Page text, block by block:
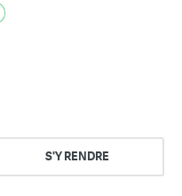
S'Y RENDRE